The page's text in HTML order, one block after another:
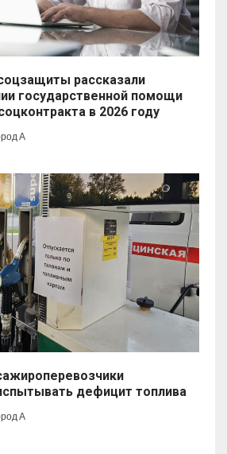
рассказали
государственной помощи
в 2026 году
А
дефицит топлива
А